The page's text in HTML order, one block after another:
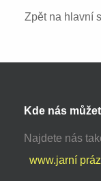
Zpět na hlavní
Kde nás
Najdete nás
www.jarní